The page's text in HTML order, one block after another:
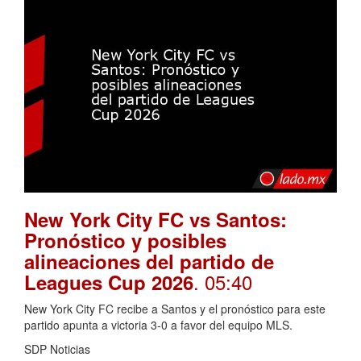
New York City FC vs Santos:
Pronóstico y posibles
alineaciones del partido de
Leagues Cup 2026. 05:40
New York City FC recibe a Santos y el pronóstico para este
partido apunta a victoria 3-0 a favor del equipo MLS.
SDP Noticias